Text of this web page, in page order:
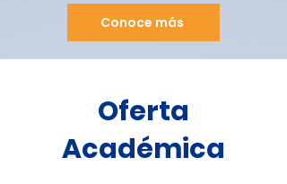
Conoce más
Oferta
Académica